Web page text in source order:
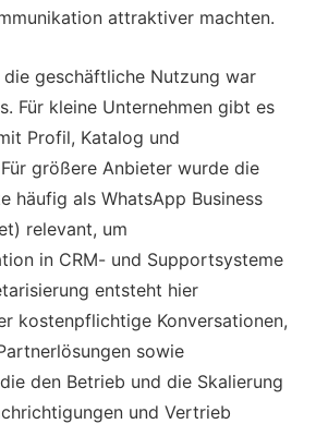
attraktiver machten.
geschäftliche Nutzung war
Für kleine Unternehmen gibt es
Profil, Katalog und
größere Anbieter wurde die
häufig als WhatsApp Business
relevant, um
in CRM- und Supportsysteme
entsteht hier
kostenpflichtige Konversationen,
sowie
den Betrieb und die Skalierung
und Vertrieb